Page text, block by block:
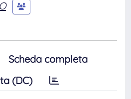
Scheda completa
(DC)